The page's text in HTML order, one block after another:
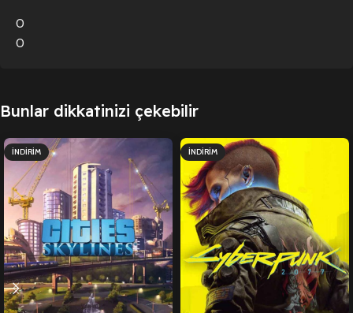
0
0
Bunlar dikkatinizi çekebilir
İNDIRIM İNDIRIM